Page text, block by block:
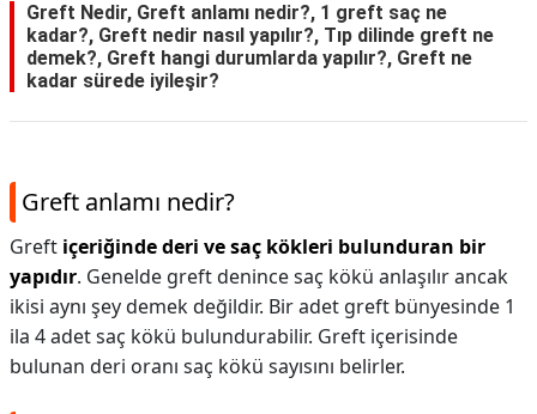
Greft Nedir, Greft anlamı nedir?, 1 greft saç ne
kadar?, Greft nedir nasıl yapılır?, Tıp dilinde greft ne
demek?, Greft hangi durumlarda yapılır?, Greft ne
kadar sürede iyileşir?
Greft anlamı nedir?
Greft içeriğinde deri ve saç kökleri bulunduran bir
yapıdır. Genelde greft denince saç kökü anlaşılır ancak
ikisi aynı şey demek değildir. Bir adet greft bünyesinde 1
ila 4 adet saç kökü bulundurabilir. Greft içerisinde
bulunan deri oranı saç kökü sayısını belirler.